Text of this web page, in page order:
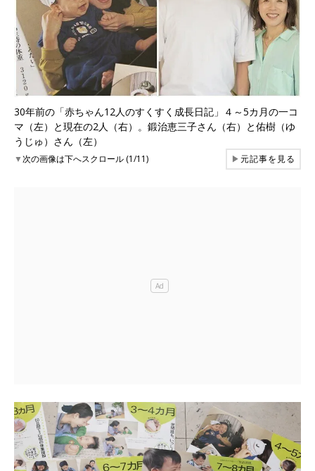
30年前の「赤ちゃん12人のすくすく成長日記」４～5カ月の一コ
マ（左）と現在の2人（右）。鍛治恵三子さん（右）と佑樹（ゆ
うじゅ）さん（左）
▼次の画像は下へスクロール (1/11) ▶元記事を見る